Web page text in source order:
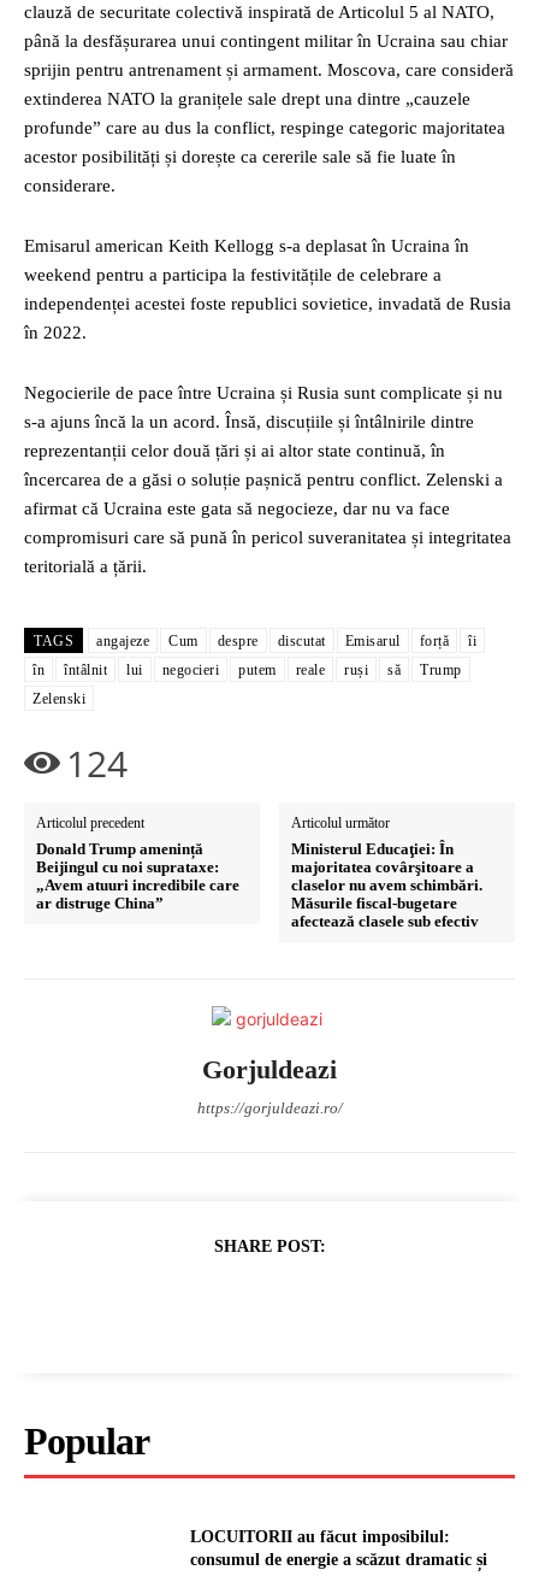
clauză de securitate colectivă inspirată de Articolul 5 al NATO,
până la desfășurarea unui contingent militar în Ucraina sau chiar
sprijin pentru antrenament și armament. Moscova, care consideră
extinderea NATO la granițele sale drept una dintre „cauzele
profunde” care au dus la conflict, respinge categoric majoritatea
acestor posibilități și dorește ca cererile sale să fie luate în
considerare.
Emisarul american Keith Kellogg s-a deplasat în Ucraina în
weekend pentru a participa la festivitățile de celebrare a
independenței acestei foste republici sovietice, invadată de Rusia
în 2022.
Negocierile de pace între Ucraina și Rusia sunt complicate și nu
s-a ajuns încă la un acord. Însă, discuțiile și întâlnirile dintre
reprezentanții celor două țări și ai altor state continuă, în
încercarea de a găsi o soluție pașnică pentru conflict. Zelenski a
afirmat că Ucraina este gata să negocieze, dar nu va face
compromisuri care să pună în pericol suveranitatea și integritatea
teritorială a țării.
TAGS angajeze Cum despre discutat Emisarul forță
îi
în
întâlnit lui negocieri putem reale ruși să
Trump
Zelenski
124
Articolul precedent
Donald Trump amenință
Beijingul cu noi suprataxe:
„Avem atuuri incredibile care
ar distruge China”
Articolul următor
Ministerul Educaţiei: În
majoritatea covârşitoare a
claselor nu avem schimbări.
Măsurile fiscal-bugetare
afectează clasele sub efectiv
Gorjuldeazi
https://gorjuldeazi.ro/
SHARE POST:
Popular
LOCUITORII au făcut imposibilul:
consumul de energie a scăzut dramatic și